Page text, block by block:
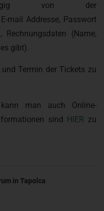
von der
mail Addresse, Passwort
(Name,
gibt).
Termin der Tickets zu
kann man auch Online-
sind
HIER zu
in Tapolca